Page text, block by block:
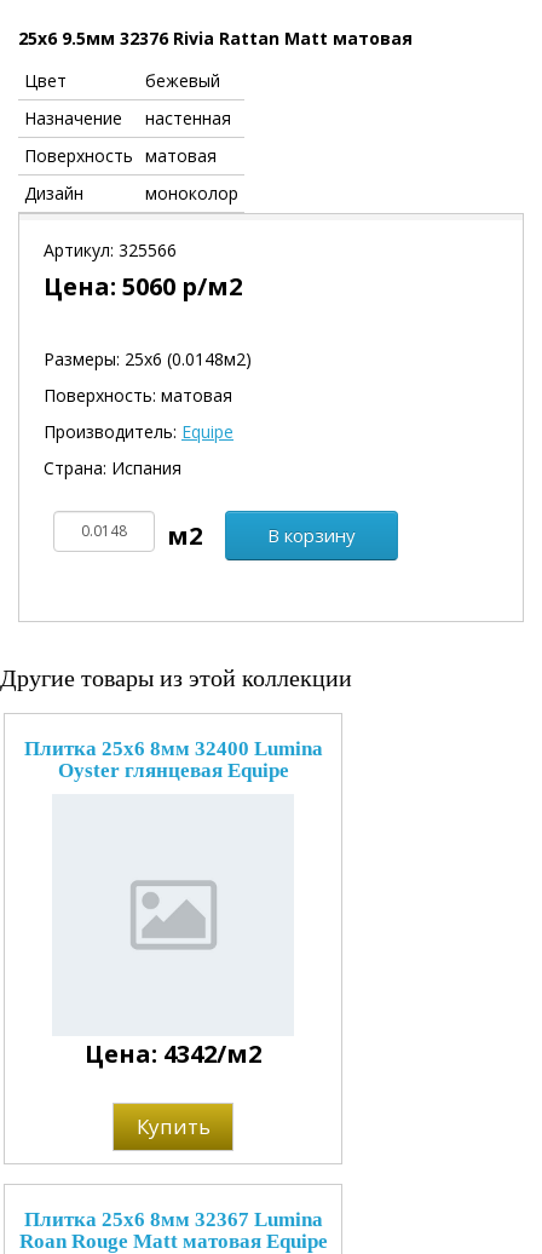
25x6 9.5мм 32376 Rivia Rattan Matt матовая
Цвет
бежевый
Назначение
настенная
Поверхность матовая
Дизайн
моноколор
Артикул: 325566
Цена: 5060 р/м2
Размеры: 25х6 (0.0148м2)
Поверхность: матовая
Производитель: Equipe
Страна: Испания
В корзину
Другие товары из этой коллекции
Плитка 25x6 8мм 32400 Lumina
Oyster глянцевая Equipe
Цена: 4342/м2
Купить
Плитка 25x6 8мм 32367 Lumina
Roan Rouge Matt матовая Equipe